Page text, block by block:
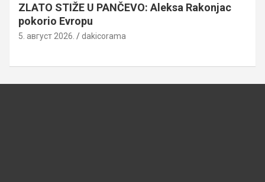
ZLATO STIŽE U PANČEVO: Aleksa Rakonjac
pokorio Evropu
5. август 2026. dakicorama